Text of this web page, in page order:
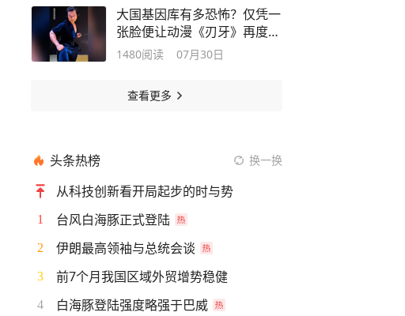
大国基因库有多恐怖？仅凭一
张脸便让动漫《刃牙》再度翻
红！
1480阅读 07月30日
查看更多
头条热榜 换一换
从科技创新看开局起步的时与势
1 台风白海豚正式登陆
2 伊朗最高领袖与总统会谈
3 前7个月我国区域外贸增势稳健
4 白海豚登陆强度略强于巴威